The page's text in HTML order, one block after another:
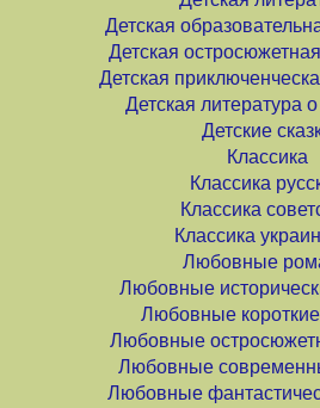
Детская
Детская
Детская
Детская литература
Детские
Классика
Классика
Классика
Классика
Любовные
Любовные
Любовные
Любовные
Любовные
Любовные